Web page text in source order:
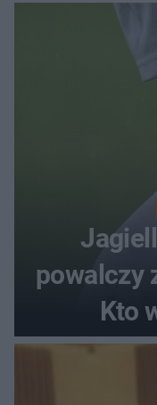
powalczy
Kto